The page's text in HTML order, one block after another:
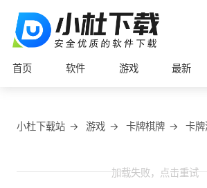
首页 软件 游戏 最新
小杜下载站 → 游戏 → 卡牌棋牌 → 卡牌
加载失败，点击重试